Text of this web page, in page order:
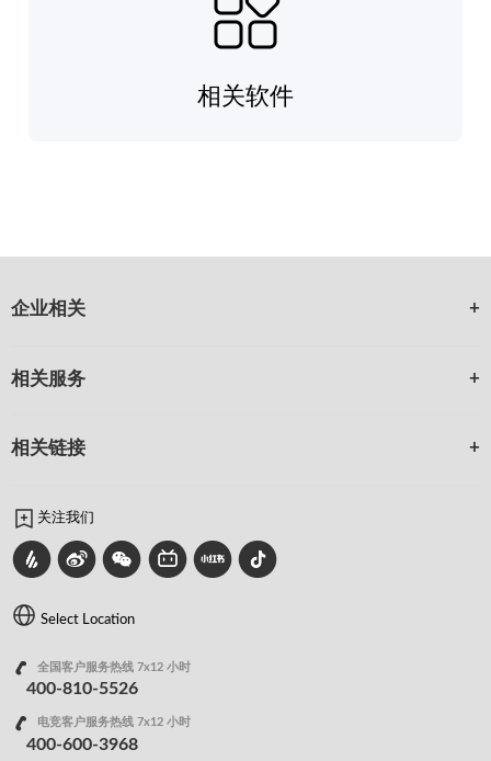
相关软件
企业相关
相关服务
相关链接
关注我们
Select Location
全国客户服务热线 7x12 小时
400-810-5526
电竞客户服务热线 7x12 小时
400-600-3968